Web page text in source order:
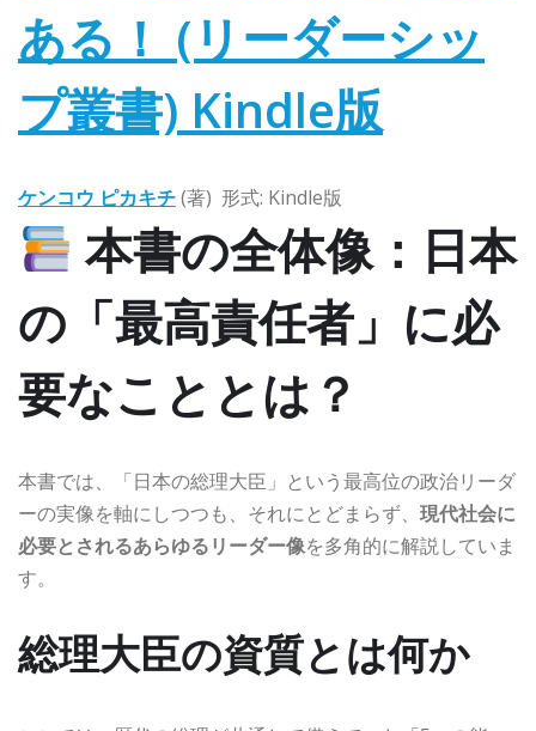
ある！ (リーダーシッ
プ叢書) Kindle版
ケンコウ ピカキチ(著) 形式: Kindle版
本書の全体像：日本
の「最高責任者」に必
要なこととは？
本書では、「日本の総理大臣」という最高位の政治リーダ
ーの実像を軸にしつつも、それにとどまらず、 現代社会に
必要とされるあらゆるリーダー像を多角的に解説していま
す。
総理大臣の資質とは何か